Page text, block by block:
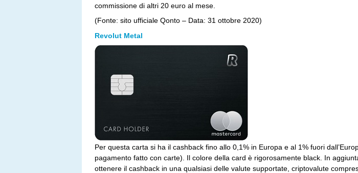
commissione di altri 20 euro al mese.
(Fonte: sito ufficiale Qonto – Data: 31 ottobre 2020)
Revolut Metal
Per questa carta si ha il cashback fino allo 0,1% in Europa e al 1% fuori
pagamento fatto con carte). Il colore della card è rigorosamente black. In
ottenere il cashback in una qualsiasi delle valute supportate, criptovalute